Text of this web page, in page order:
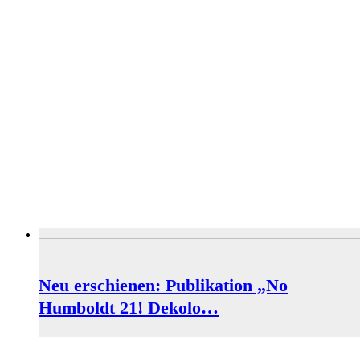
Neu erschienen: Publikation „No
Humboldt 21! Dekolo…